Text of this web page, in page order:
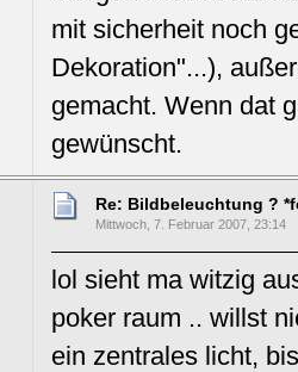
mit sicherheit noch
Dekoration"...),
gemacht. Wenn dat
gewünscht.
Re: Bildbeleuchtung ?
Mittwoch, 7. Februar 2007, 23:14
lol sieht ma witzig
poker raum .. willst
ein zentrales licht,